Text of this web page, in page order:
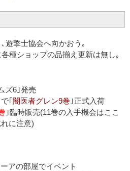
遊撃士協会へ向かおう｡
種ショップの品揃え更新は無し｡
ズ6｣発売
｢闇医者グレン9巻 ｣正式入荷
｣臨時販売(11巻の入手機会はここ
に注意)
アの部屋でイベント